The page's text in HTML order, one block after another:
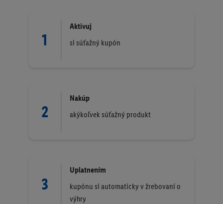
1
Aktivuj
si súťažný kupón
2
Nakúp
akýkoľvek súťažný produkt
3
Uplatnením
kupónu si automaticky v žrebovaní o
výhry